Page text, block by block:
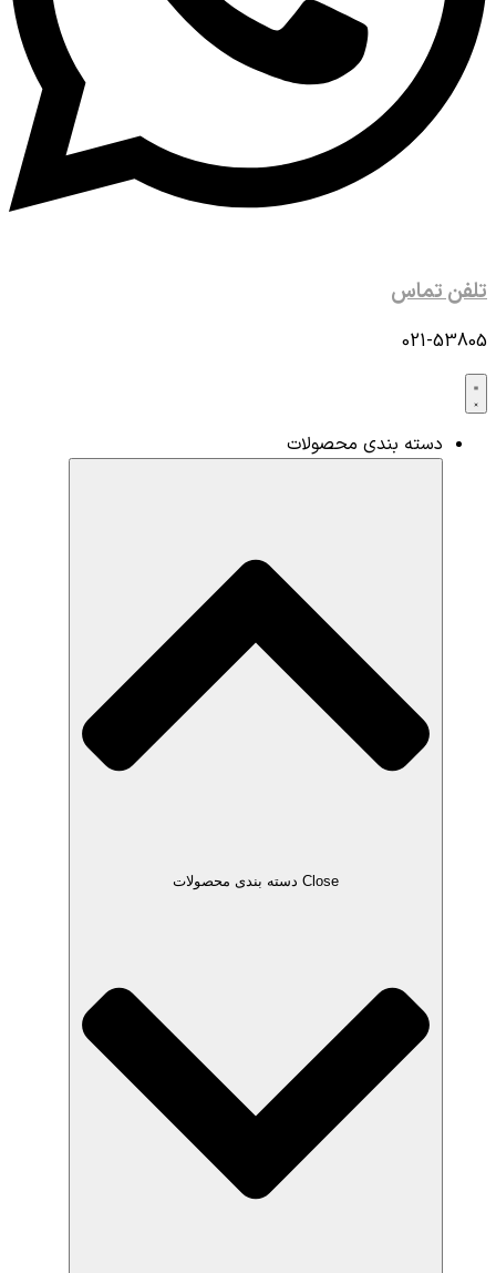
تلفن تماس
021-53805
دسته بندی محصولات
Close دسته بندی محصولات